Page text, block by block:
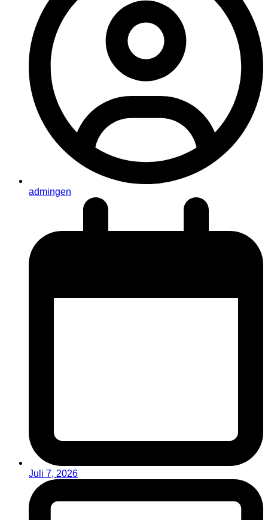
admingen
Juli 7, 2026